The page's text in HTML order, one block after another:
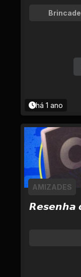
há 1 ano
𝙍𝙚𝙨𝙚𝙣𝙝𝙖
AMIZADES